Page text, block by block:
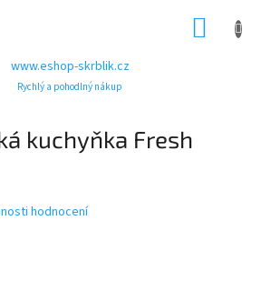
www.eshop-skrblik.cz
Rychlý a pohodlný nákup
kuchyňka Fresh
hodnocení